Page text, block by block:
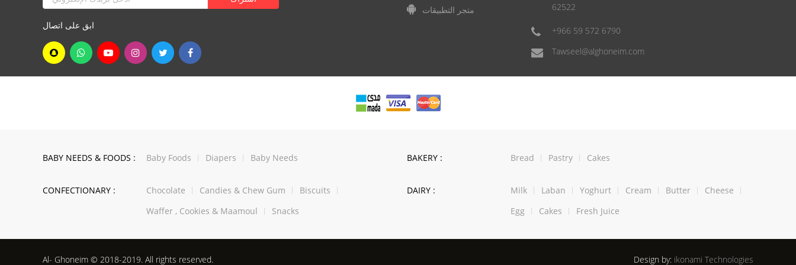
ابق على اتصال
متجر التطبيقات
62522
+966 59 572 6790
Tawseel@alghoneim.com
BABY NEEDS & FOODS : Baby Foods Diapers Baby Needs BAKERY : Bread Pastry Cakes
CONFECTIONARY : Chocolate Candies & Chew Gum
Biscuits
Waffer , Cookies & Maamoul
Snacks
DAIRY : Milk Laban Yoghurt Cream Butter
Cheese
Egg
Cakes Fresh Juice
Al- Ghoneim © 2018-2019. All rights reserved. Design by: ikonami Technologies